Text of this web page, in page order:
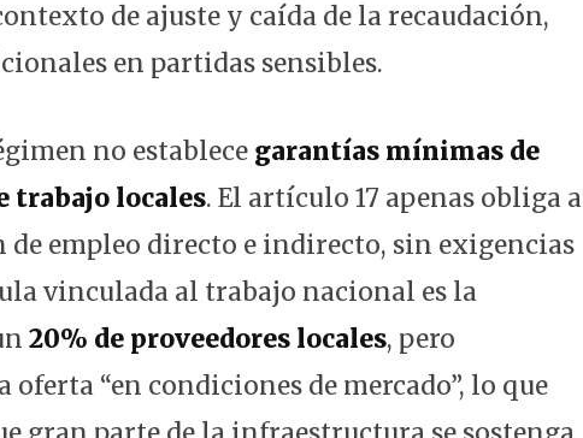
de ajuste y caída de la recaudación,
en partidas sensibles.
no establece garantías mínimas de
trabajo locales. El artículo 17 apenas obliga a
empleo directo e indirecto, sin exigencias
vinculada al trabajo nacional es la
20% de proveedores locales, pero
“en condiciones de mercado”, lo que